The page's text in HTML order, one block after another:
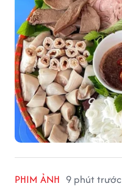
PHIM ẢNH 9 phút trước